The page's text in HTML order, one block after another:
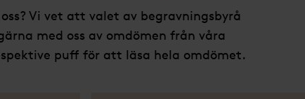
Vi vet att valet av begravningsbyrå
med oss av omdömen från våra
puff för att läsa hela omdömet.